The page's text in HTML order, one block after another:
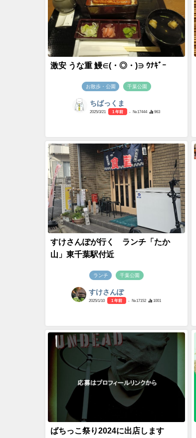
激安 うな重 鰻∈(・◎・)∋ ｳﾅｷﾞｰ
お散歩・公園 千葉公園
ちばっくま
2025/3/21 1 年前 - №17444 963
すけさんぽが行く ランチ「たか
山」東千葉駅付近
ランチ 千葉公園
すけさんぽ
2025/1/10 1 年前 - №17152 1001
ばちっこ祭り2024に出店します